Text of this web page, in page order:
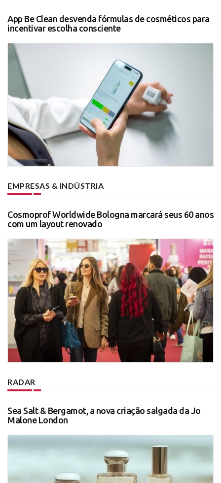
App Be Clean desvenda fórmulas de cosméticos para
incentivar escolha consciente
EMPRESAS & INDÚSTRIA
Cosmoprof Worldwide Bologna marcará seus 60 anos
com um layout renovado
RADAR
Sea Salt & Bergamot, a nova criação salgada da Jo
Malone London